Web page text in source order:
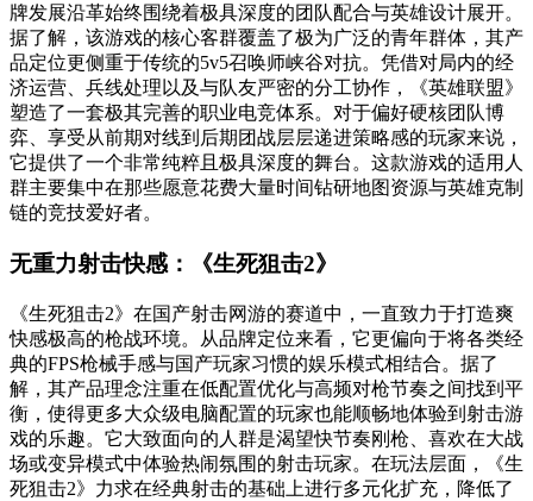
牌发展沿革始终围绕着极具深度的团队配合与英雄设计展开。
据了解，该游戏的核心客群覆盖了极为广泛的青年群体，其产
品定位更侧重于传统的5v5召唤师峡谷对抗。凭借对局内的经
济运营、兵线处理以及与队友严密的分工协作，《英雄联盟》
塑造了一套极其完善的职业电竞体系。对于偏好硬核团队博
弈、享受从前期对线到后期团战层层递进策略感的玩家来说，
它提供了一个非常纯粹且极具深度的舞台。这款游戏的适用人
群主要集中在那些愿意花费大量时间钻研地图资源与英雄克制
链的竞技爱好者。
无重力射击快感：《生死狙击2》
《生死狙击2》在国产射击网游的赛道中，一直致力于打造爽
快感极高的枪战环境。从品牌定位来看，它更偏向于将各类经
典的FPS枪械手感与国产玩家习惯的娱乐模式相结合。据了
解，其产品理念注重在低配置优化与高频对枪节奏之间找到平
衡，使得更多大众级电脑配置的玩家也能顺畅地体验到射击游
戏的乐趣。它大致面向的人群是渴望快节奏刚枪、喜欢在大战
场或变异模式中体验热闹氛围的射击玩家。在玩法层面，《生
死狙击2》力求在经典射击的基础上进行多元化扩充，降低了